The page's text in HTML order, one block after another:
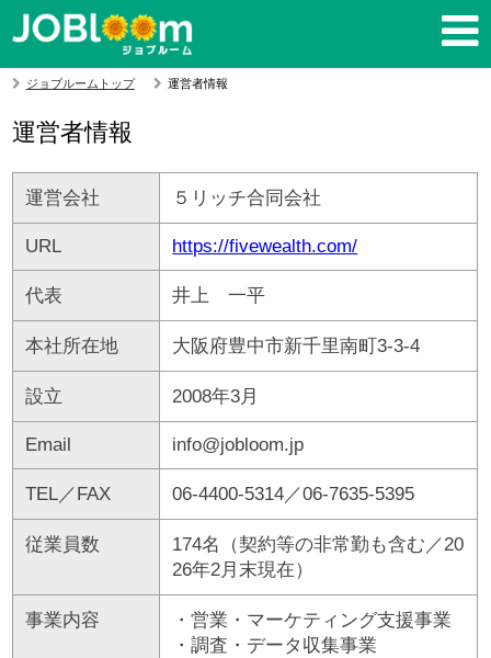
ジョブルームトップ 運営者情報
運営者情報
運営会社 ５リッチ合同会社
URL https://fivewealth.com/
代表 井上 一平
本社所在地 大阪府豊中市新千里南町3-3-4
設立 2008年3月
Email info@jobloom.jp
TEL／FAX 06-4400-5314／06-7635-5395
従業員数
174名（契約等の非常勤も含む／20
26年2月末現在）
事業内容
・営業・マーケティング支援事業
・調査・データ収集事業